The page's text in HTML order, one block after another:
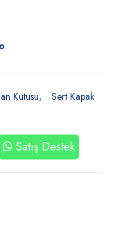
Kutusu
Sert Kapak
Satış Destek